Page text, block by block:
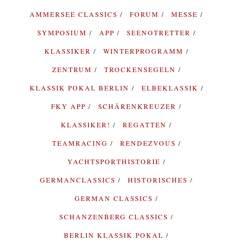
AMMERSEE CLASSICS
FORUM
MESSE
SYMPOSIUM
APP
SEENOTRETTER
KLASSIKER
WINTERPROGRAMM
ZENTRUM
TROCKENSEGELN
KLASSIK POKAL BERLIN
ELBEKLASSIK
FKY APP
SCHÄRENKREUZER
KLASSIKER!
REGATTEN
TEAMRACING
RENDEZVOUS
YACHTSPORTHISTORIE
GERMANCLASSICS
HISTORISCHES
GERMAN CLASSICS
SCHANZENBERG CLASSICS
BERLIN KLASSIK POKAL